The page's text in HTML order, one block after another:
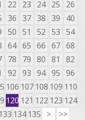
22 23 24 25
26
36 37 38 39
40
50 51 52 53 54
64 65 66 67 68
78 79 80 81
82
92 93 94 95 96
106 107 108 109 110
120 121 122 123 124
133 134 135 > >>